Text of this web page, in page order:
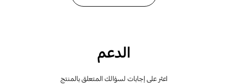
الدعم
اعثر على إجابات لسؤالك المتعلق بالمنتج